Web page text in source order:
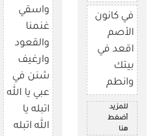
في كانون
الأصم
اقعد في
بيتك
وانطم
للمزيد
أضغط
هنا
واسقي
غنمنا
والقعود
وارغيف
شنن في
عبي يا الله
اتبله يا
الله اتبله